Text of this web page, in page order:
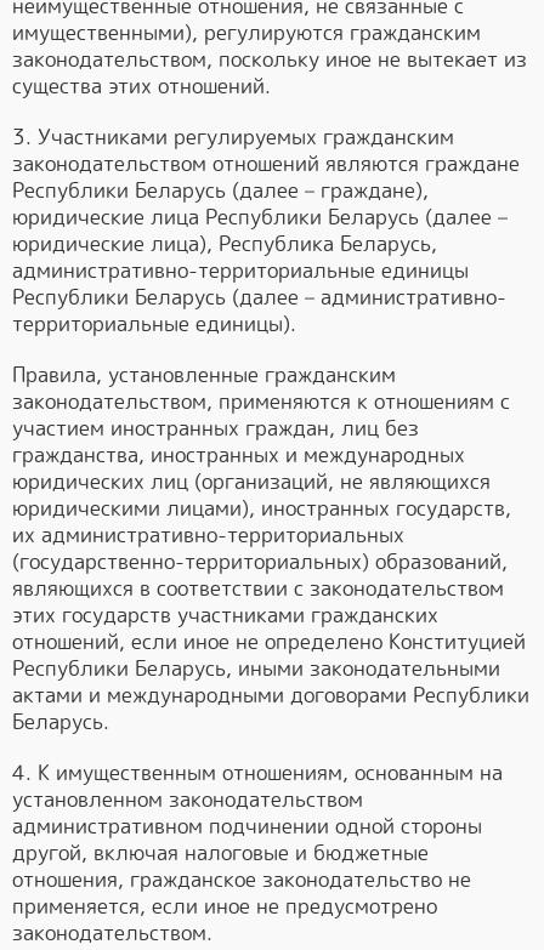
неимущественные отношения, не связанные с
имущественными), регулируются гражданским
законодательством, поскольку иное не вытекает из
существа этих отношений.
3. Участниками регулируемых гражданским
законодательством отношений являются граждане
Республики Беларусь (далее – граждане),
юридические лица Республики Беларусь (далее –
юридические лица), Республика Беларусь,
административно-территориальные единицы
Республики Беларусь (далее – административно-
территориальные единицы).
Правила, установленные гражданским
законодательством, применяются к отношениям с
участием иностранных граждан, лиц без
гражданства, иностранных и международных
юридических лиц (организаций, не являющихся
юридическими лицами), иностранных государств,
их административно-территориальных
(государственно-территориальных) образований,
являющихся в соответствии с законодательством
этих государств участниками гражданских
отношений, если иное не определено Конституцией
Республики Беларусь, иными законодательными
актами и международными договорами Республики
Беларусь.
4. К имущественным отношениям, основанным на
установленном законодательством
административном подчинении одной стороны
другой, включая налоговые и бюджетные
отношения, гражданское законодательство не
применяется, если иное не предусмотрено
законодательством.